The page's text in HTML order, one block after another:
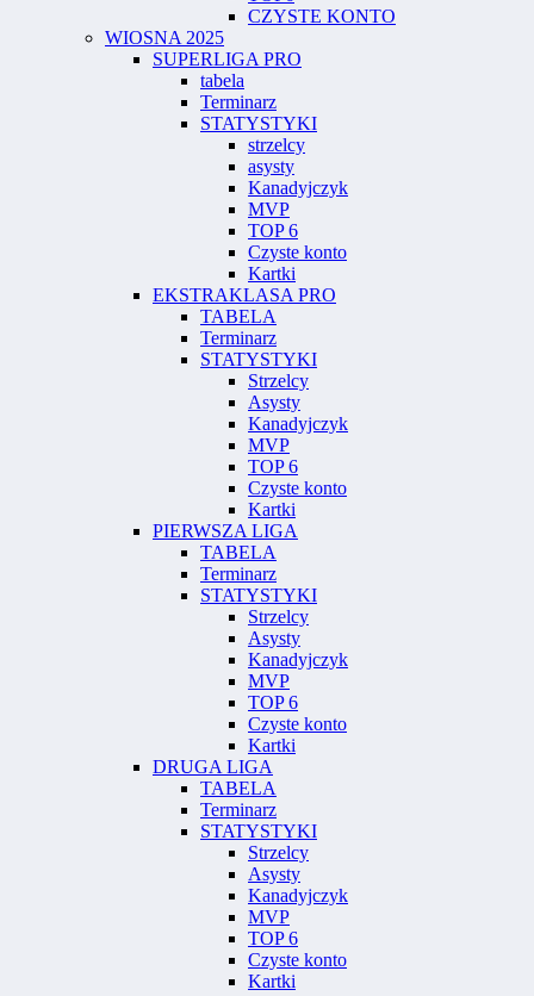
CZYSTE KONTO
WIOSNA 2025
SUPERLIGA PRO
tabela
Terminarz
STATYSTYKI
strzelcy
asysty
Kanadyjczyk
MVP
TOP 6
Czyste konto
Kartki
EKSTRAKLASA PRO
TABELA
Terminarz
STATYSTYKI
Strzelcy
Asysty
Kanadyjczyk
MVP
TOP 6
Czyste konto
Kartki
PIERWSZA LIGA
TABELA
Terminarz
STATYSTYKI
Strzelcy
Asysty
Kanadyjczyk
MVP
TOP 6
Czyste konto
Kartki
DRUGA LIGA
TABELA
Terminarz
STATYSTYKI
Strzelcy
Asysty
Kanadyjczyk
MVP
TOP 6
Czyste konto
Kartki